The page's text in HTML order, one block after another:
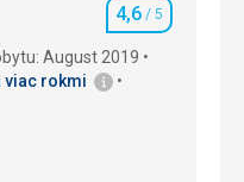
Hodnotenie
4,6 / 5
August 2019
viac rokmi